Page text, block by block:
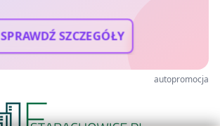
SPRAWDŹ SZCZEGÓŁY
autopromocja